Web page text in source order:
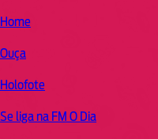
Home
Ouça
Holofote
Se liga na FM O Dia